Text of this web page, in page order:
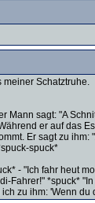
meiner Schatztruhe.
Mann sagt: "A
er auf das
Er sagt zu
spuck*
- "Ich fahr heut
Fahrer!" *spuck*
zu ihm: 'Wenn